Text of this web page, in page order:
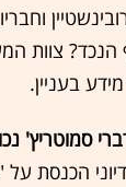
צוות
בעניין.
סמוטריץ'
הכנסת